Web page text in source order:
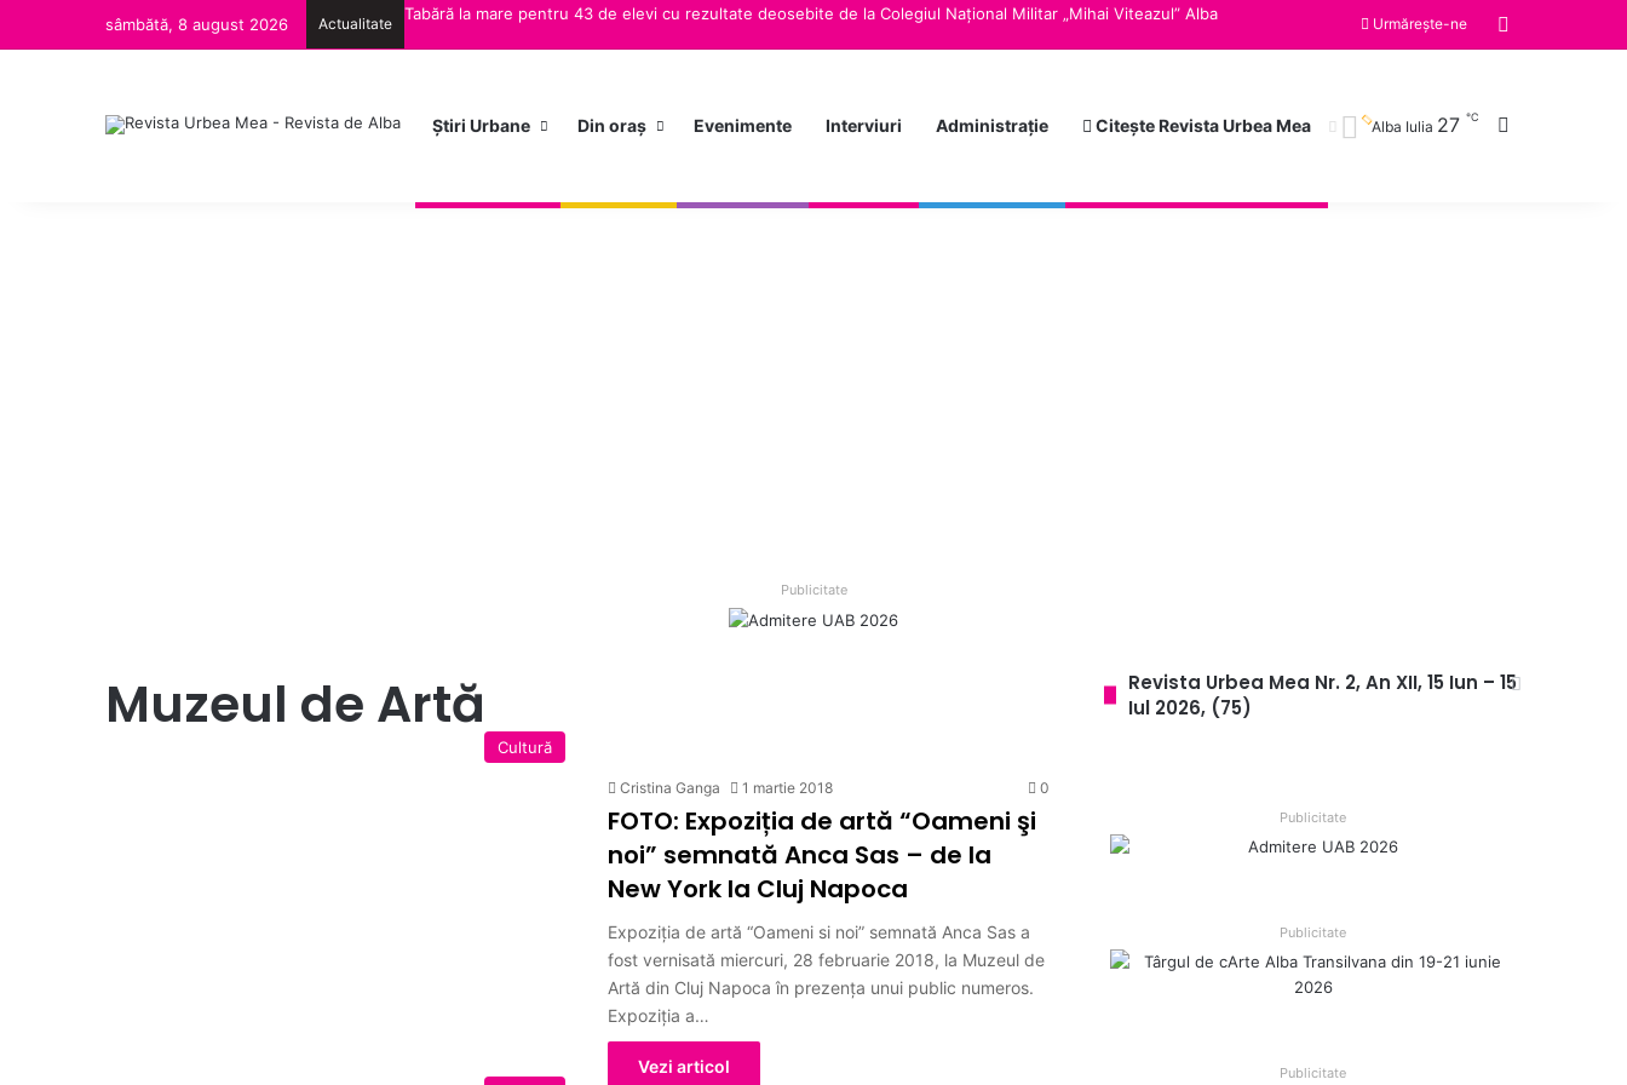
sâmbătă, 8 august 2026 Actualitate
Tabără la mare pentru 43 de elevi cu rezultate deosebite de la Colegiul Național Militar „Mihai Viteazul” Alba
Urmărește-ne
Ştiri Urbane Din oraș Evenimente Interviuri Administrație Citește Revista Urbea Mea Alba Iulia 27 ℃
Publicitate
Muzeul de Artă
Cultură
Cristina Ganga 1 martie 2018 0
FOTO: Expoziția de artă “Oameni şi
noi” semnată Anca Sas – de la
New York la Cluj Napoca
Expoziția de artă “Oameni si noi” semnată Anca Sas a
fost vernisată miercuri, 28 februarie 2018, la Muzeul de
Artă din Cluj Napoca în prezența unui public numeros.
Expoziția a…
Vezi articol
Revista Urbea Mea Nr. 2, An XII, 15 Iun – 15
Iul 2026, (75)
Publicitate
Publicitate
Publicitate